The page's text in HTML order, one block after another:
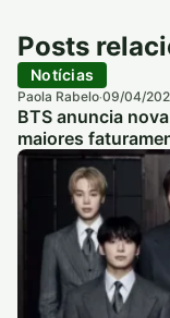
Posts
Notícias
Paola Rabelo·09/04/
BTS anuncia
maiores